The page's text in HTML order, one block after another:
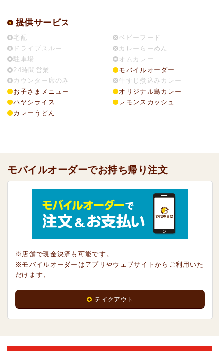
提供サービス
宅配
ドライブスルー
駐車場
24時間営業
カウンター席のみ
お子さまメニュー
ハヤシライス
カレーうどん
ベビーフード
カレーらーめん
オムカレー
モバイルオーダー
牛すじ煮込みカレー
オリジナル島カレー
レモンスカッシュ
モバイルオーダーでお持ち帰り注文
※店舗で現金決済も可能です。
※モバイルオーダーはアプリやウェブサイトからご利用いた
だけます。
テイクアウト